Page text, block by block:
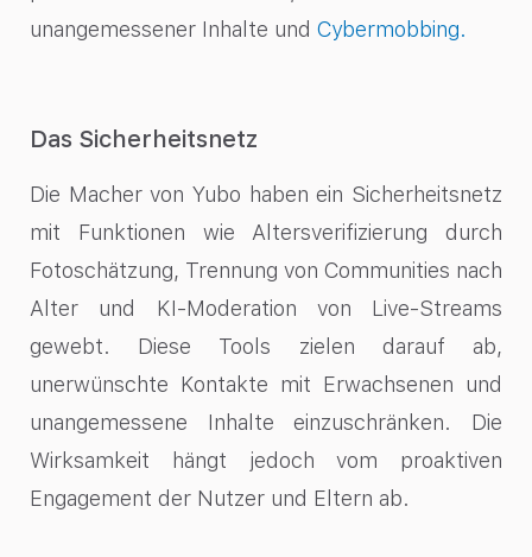
unangemessener Inhalte und Cybermobbing.
Das Sicherheitsnetz
Die Macher von Yubo haben ein Sicherheitsnetz
mit Funktionen wie Altersverifizierung durch
Fotoschätzung, Trennung von Communities nach
Alter und KI-Moderation von Live-Streams
gewebt. Diese Tools zielen darauf ab,
unerwünschte Kontakte mit Erwachsenen und
unangemessene Inhalte einzuschränken. Die
Wirksamkeit hängt jedoch vom proaktiven
Engagement der Nutzer und Eltern ab.